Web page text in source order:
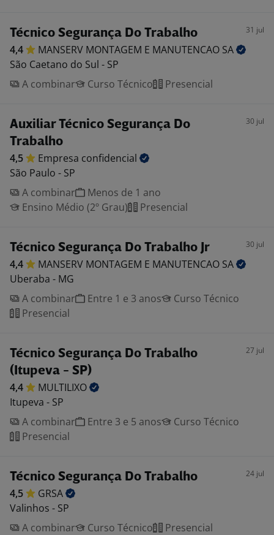
Técnico Segurança Do Trabalho 31 jul
4,4 MANSERV MONTAGEM E MANUTENCAO SA
São Caetano do Sul - SP
A combinar
Curso Técnico Presencial
Auxiliar Técnico Segurança Do
Trabalho
30 jul
4,5 Empresa confidencial
São Paulo - SP
A combinar
Menos de 1 ano
Ensino Médio (2º Grau)
Presencial
Técnico Segurança Do Trabalho Jr 30 jul
4,4 MANSERV MONTAGEM E MANUTENCAO SA
Uberaba - MG
A combinar
Entre 1 e 3 anos
Curso Técnico
Presencial
Técnico Segurança Do Trabalho
(Itupeva - SP)
27 jul
4,4
MULTILIXO
Itupeva - SP
A combinar
Entre 3 e 5 anos
Curso Técnico
Presencial
Técnico Segurança Do Trabalho 24 jul
4,5
GRSA
Valinhos - SP
A combinar
Curso Técnico Presencial